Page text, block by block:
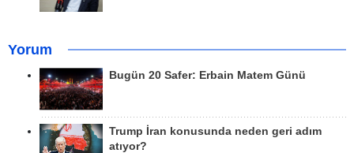
Yorum
Bugün 20 Safer: Erbain Matem Günü
Trump İran konusunda neden geri adım
atıyor?